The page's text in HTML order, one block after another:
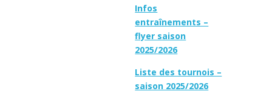
Infos
entraînements –
flyer saison
2025/2026
Liste des tournois –
saison 2025/2026